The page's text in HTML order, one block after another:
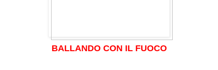
BALLANDO CON IL FUOCO